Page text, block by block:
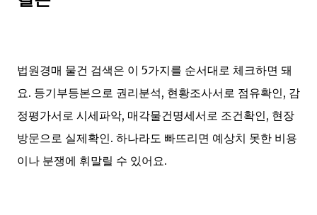
법원경매 물건 검색은 이 5가지를 순서대로 체크하면 돼
요. 등기부등본으로 권리분석, 현황조사서로 점유확인, 감
정평가서로 시세파악, 매각물건명세서로 조건확인, 현장
방문으로 실제확인. 하나라도 빠뜨리면 예상치 못한 비용
이나 분쟁에 휘말릴 수 있어요.